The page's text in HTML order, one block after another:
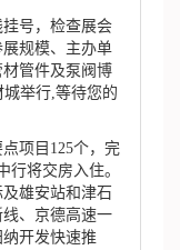
号，检查展会
规模、主办单
管件及泵阀博
城举行,等待您的
项目125个，完
行将交房入住。
雄安站和津石
、京德高速一
开发快速推